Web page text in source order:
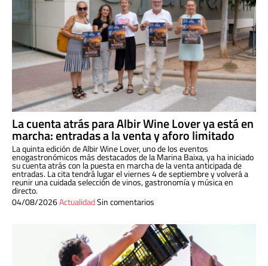
La cuenta atrás para Albir Wine Lover ya está en
marcha: entradas a la venta y aforo limitado
La quinta edición de Albir Wine Lover, uno de los eventos
enogastronómicos más destacados de la Marina Baixa, ya ha iniciado
su cuenta atrás con la puesta en marcha de la venta anticipada de
entradas. La cita tendrá lugar el viernes 4 de septiembre y volverá a
reunir una cuidada selección de vinos, gastronomía y música en
directo.
04/08/2026ActualidadSin comentarios